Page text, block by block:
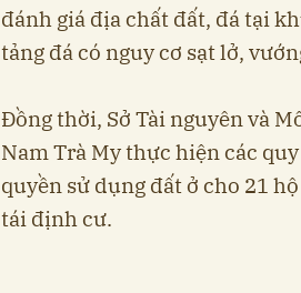
đánh giá địa chất đất, đá tại
tảng đá có nguy cơ sạt lở,
Đồng thời, Sở Tài nguyên và
Nam Trà My thực hiện các
quyền sử dụng đất ở cho 21
tái định cư.